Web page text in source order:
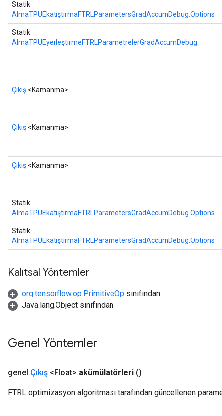
Statik
AlmaTPUEkatıştırmaFTRLParametersGradAccumDebug.Options
Statik
AlmaTPUEyerleştirmeFTRLParametrelerGradAccumDebug
Çıkış <Kamanma>
Çıkış <Kamanma>
Çıkış <Kamanma>
Statik
AlmaTPUEkatıştırmaFTRLParametersGradAccumDebug.Options
Statik
AlmaTPUEkatıştırmaFTRLParametersGradAccumDebug.Options
Kalıtsal Yöntemler
org.tensorflow.op.PrimitiveOp sınıfından
Java.lang.Object sınıfından
Genel Yöntemler
genel Çıkış <Float> akümülatörleri ()
FTRL optimizasyon algoritması tarafından güncellenen